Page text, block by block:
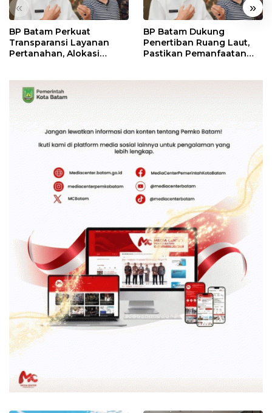
« »
BP Batam Perkuat
Transparansi Layanan
Pertanahan, Alokasi
BP Batam Dukung
Penertiban Ruang Laut,
Pastikan Pemanfaatan